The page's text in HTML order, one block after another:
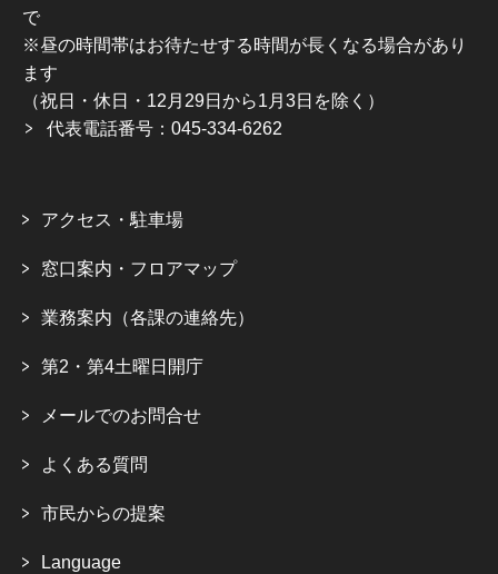
で
※昼の時間帯はお待たせする時間が長くなる場合があり
ます
（祝日・休日・12月29日から1月3日を除く）
代表電話番号：045-334-6262
アクセス・駐車場
窓口案内・フロアマップ
業務案内（各課の連絡先）
第2・第4土曜日開庁
メールでのお問合せ
よくある質問
市民からの提案
Language